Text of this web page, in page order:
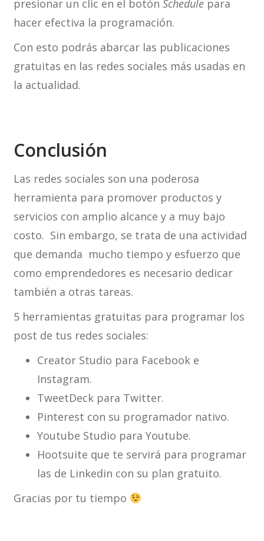
presionar un clic en el botón Schedulepara
hacer efectiva la programación.
Con esto podrás abarcar las publicaciones
gratuitas en las redes sociales más usadas en
la actualidad.
Conclusión
Las redes sociales son una poderosa
herramienta para promover productos y
servicios con amplio alcance y a muy bajo
costo. Sin embargo, se trata de una actividad
que demanda mucho tiempo y esfuerzo que
como emprendedores es necesario dedicar
también a otras tareas.
5 herramientas gratuitas para programar los
post de tus redes sociales:
Creator Studio para Facebook e
Instagram.
TweetDeck para Twitter.
Pinterest con su programador nativo.
Youtube Studio para Youtube.
Hootsuite que te servirá para programar
las de Linkedin con su plan gratuito.
Gracias por tu tiempo